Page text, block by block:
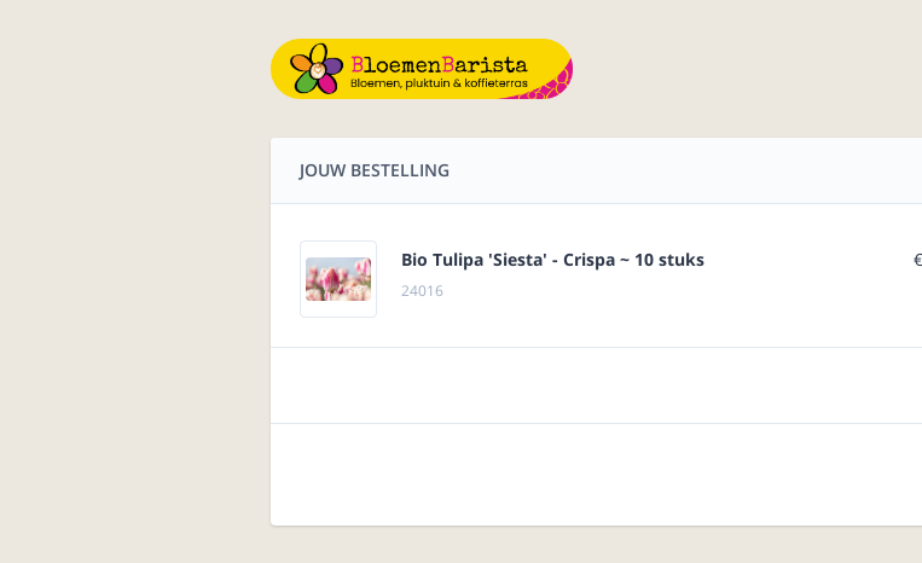
JOUW BESTELLING
Bio Tulipa 'Siesta' - Crispa ~ 10 stuks
24016